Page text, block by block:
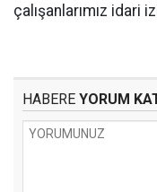
çalışanlarımız idari
HABERE YORUM